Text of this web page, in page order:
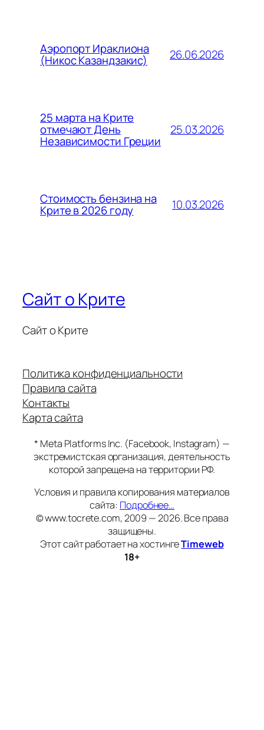
Аэропорт Ираклиона
(Никос Казандзакис) 26.06.2026
25 марта на Крите
отмечают День
Независимости Греции
25.03.2026
Стоимость бензина на
Крите в 2026 году 10.03.2026
Сайт о Крите
Сайт о Крите
Политика конфиденциальности
Правила сайта
Контакты
Карта сайта
* Meta Platforms Inc. (Facebook, Instagram) —
экстремистская организация, деятельность
которой запрещена на территории РФ.
Условия и правила копирования материалов
сайта: Подробнее…
© www.tocrete.com, 2009 — 2026. Все права
защищены.
Этот сайт работает на хостингеTimeweb
18+